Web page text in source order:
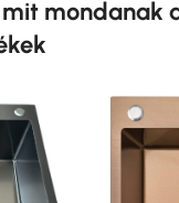
mondanak